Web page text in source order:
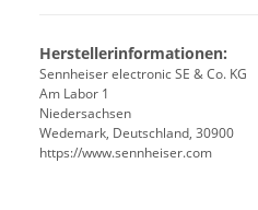
Herstellerinformationen:
Sennheiser electronic SE & Co. KG
Am Labor 1
Niedersachsen
Wedemark, Deutschland, 30900
https://www.sennheiser.com